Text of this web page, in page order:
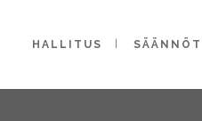
HALLITUS SÄÄNNÖT